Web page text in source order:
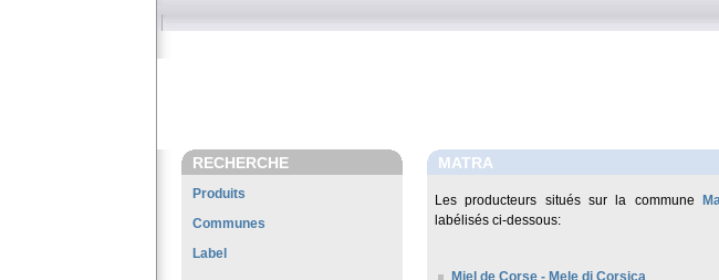
RECHERCHE
Produits
Communes
Label
MATRA
Les producteurs situés sur la commune
labélisés ci-dessous:
Miel de Corse - Mele di Corsica